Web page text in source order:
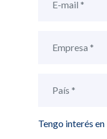
Tengo interés en